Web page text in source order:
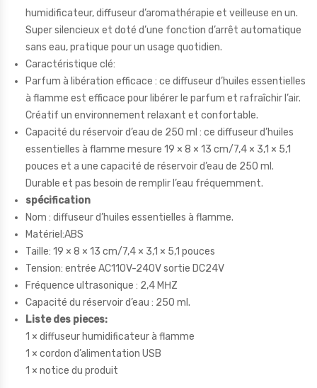
humidificateur, diffuseur d’aromathérapie et veilleuse en un.
Super silencieux et doté d’une fonction d’arrêt automatique
sans eau, pratique pour un usage quotidien.
Caractéristique clé:
Parfum à libération efficace : ce diffuseur d’huiles essentielles
à flamme est efficace pour libérer le parfum et rafraîchir l’air.
Créatif un environnement relaxant et confortable.
Capacité du réservoir d’eau de 250 ml : ce diffuseur d’huiles
essentielles à flamme mesure 19 × 8 × 13 cm/7,4 × 3,1 × 5,1
pouces et a une capacité de réservoir d’eau de 250 ml.
Durable et pas besoin de remplir l’eau fréquemment.
spécification
Nom : diffuseur d’huiles essentielles à flamme.
Matériel:ABS
Taille: 19 × 8 × 13 cm/7,4 × 3,1 × 5,1 pouces
Tension: entrée AC110V-240V sortie DC24V
Fréquence ultrasonique : 2,4 MΗZ
Capacité du réservoir d’eau : 250 ml.
Liste des pieces:
1 × diffuseur humidificateur à flamme
1 × cordon d’alimentation USB
1 × notice du produit